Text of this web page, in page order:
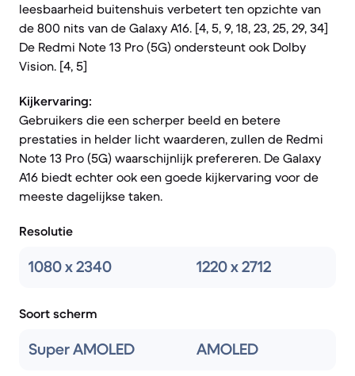
leesbaarheid buitenshuis verbetert ten opzichte van
de 800 nits van de Galaxy A16. [4, 5, 9, 18, 23, 25, 29, 34]
De Redmi Note 13 Pro (5G) ondersteunt ook Dolby
Vision. [4, 5]
Kijkervaring:
Gebruikers die een scherper beeld en betere
prestaties in helder licht waarderen, zullen de Redmi
Note 13 Pro (5G) waarschijnlijk prefereren. De Galaxy
A16 biedt echter ook een goede kijkervaring voor de
meeste dagelijkse taken.
Resolutie
1080 x 2340 1220 x 2712
Soort scherm
Super AMOLED AMOLED